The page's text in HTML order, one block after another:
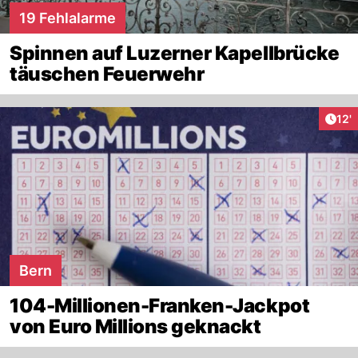
19 Fehlalarme
Spinnen auf Luzerner Kapellbrücke
täuschen Feuerwehr
12'
Bern
104-Millionen-Franken-Jackpot
von Euro Millions geknackt